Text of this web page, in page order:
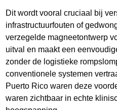
Dit wordt vooral cruciaal bij
infrastructuurfouten of
verzegelde magneetontwerp
uitval en maakt een
zonder de logistieke
conventionele systemen
Puerto Rico waren deze
waren zichtbaar in echte